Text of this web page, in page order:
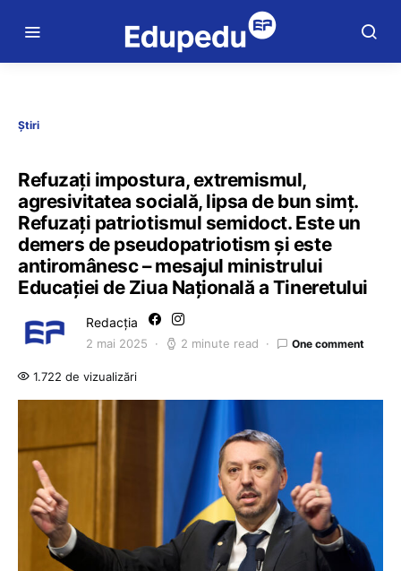
Știri
Refuzați impostura, extremismul,
agresivitatea socială, lipsa de bun simț.
Refuzați patriotismul semidoct. Este un
demers de pseudopatriotism și este
antiromânesc – mesajul ministrului
Educației de Ziua Națională a Tineretului
Redacția
2 mai 2025 2 minute read One comment
1.722 de vizualizări